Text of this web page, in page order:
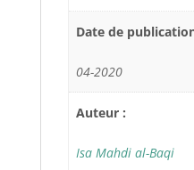
Date de
04-2020
Auteur :
Isa Mahdi al-Baqi